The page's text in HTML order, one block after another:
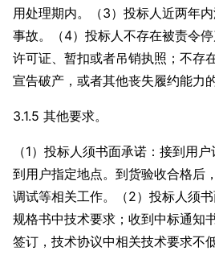
用处理期内。（3）投标人近两年
事故。（4）投标人不存在被责令
许可证、暂扣或者吊销执照；不存
宣告破产，或者其他丧失履约能力的
3.1.5 其他要求。
（1）投标人须书面承诺：接到用
到用户指定地点。到货验收合格后
调试等相关工作。（2）投标人须
规格书中技术要求；收到中标通知
签订，技术协议中相关技术要求不